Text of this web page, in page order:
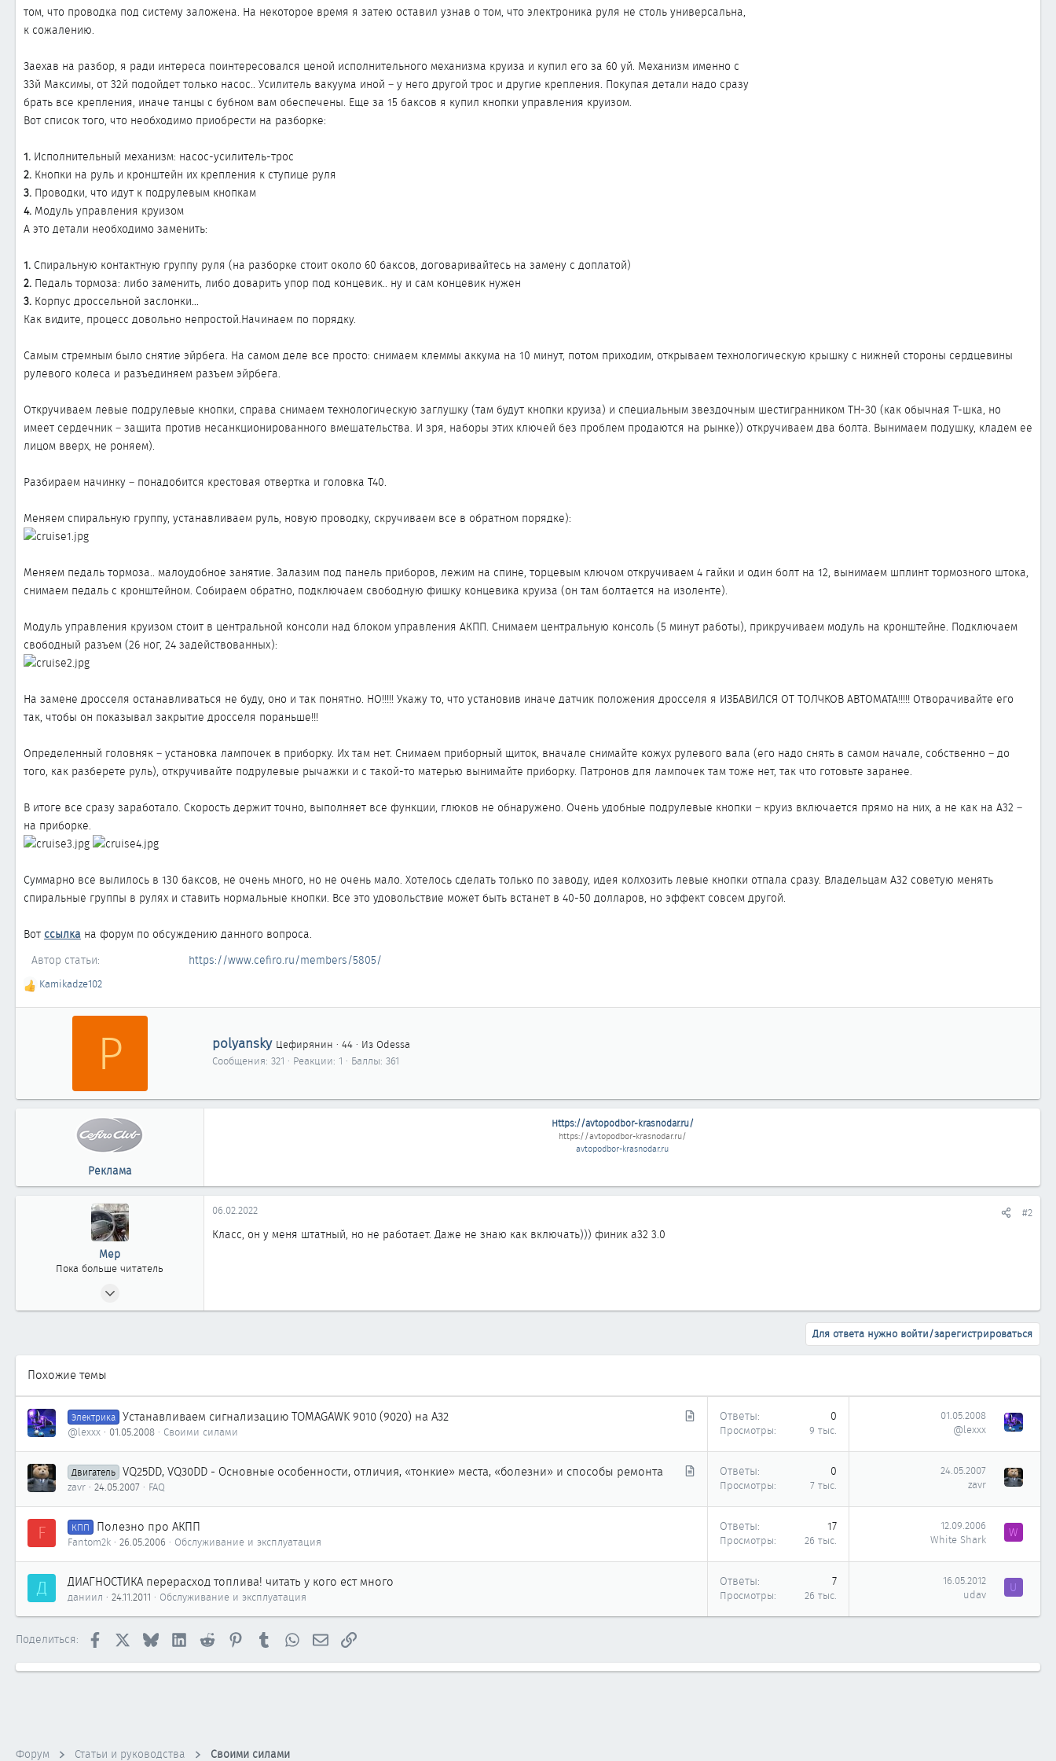
а
том, что проводка под систему заложена. На некоторое время я затею оставил узнав о том, что электроника руля не столь универсальна,
к сожалению.
Заехав на разбор, я ради интереса поинтересовался ценой исполнительного механизма круиза и купил его за 60 уй. Механизм именно с
33й Максимы, от 32й подойдет только насос.. Усилитель вакуума иной – у него другой трос и другие крепления. Покупая детали надо сразу
брать все крепления, иначе танцы с бубном вам обеспечены. Еще за 15 баксов я купил кнопки управления круизом.
Вот список того, что необходимо приобрести на разборке:
1. Исполнительный механизм: насос-усилитель-трос
2. Кнопки на руль и кронштейн их крепления к ступице руля
3. Проводки, что идут к подрулевым кнопкам
4. Модуль управления круизом
А это детали необходимо заменить:
1. Спиральную контактную группу руля (на разборке стоит около 60 баксов, договаривайтесь на замену с доплатой)
2. Педаль тормоза: либо заменить, либо доварить упор под концевик.. ну и сам концевик нужен
3. Корпус дроссельной заслонки…
Как видите, процесс довольно непростой.Начинаем по порядку.
Самым стремным было снятие эйрбега. На самом деле все просто: снимаем клеммы аккума на 10 минут, потом приходим, открываем технологическую крышку с нижней стороны сердцевины
рулевого колеса и разъединяем разъем эйрбега.
Откручиваем левые подрулевые кнопки, справа снимаем технологическую заглушку (там будут кнопки круиза) и специальным звездочным шестигранником ТН-30 (как обычная Т-шка, но
имеет сердечник – защита против несанкционированного вмешательства. И зря, наборы этих ключей без проблем продаются на рынке)) откручиваем два болта. Вынимаем подушку, кладем ее
лицом вверх, не роняем).
Разбираем начинку – понадобится крестовая отвертка и головка Т40.
Меняем спиральную группу, устанавливаем руль, новую проводку, скручиваем все в обратном порядке):
Меняем педаль тормоза.. малоудобное занятие. Залазим под панель приборов, лежим на спине, торцевым ключом откручиваем 4 гайки и один болт на 12, вынимаем шплинт тормозного штока,
снимаем педаль с кронштейном. Собираем обратно, подключаем свободную фишку концевика круиза (он там болтается на изоленте).
Модуль управления круизом стоит в центральной консоли над блоком управления АКПП. Снимаем центральную консоль (5 минут работы), прикручиваем модуль на кронштейне. Подключаем
свободный разъем (26 ног, 24 задействованных):
На замене дросселя останавливаться не буду, оно и так понятно. НО!!!!! Укажу то, что установив иначе датчик положения дросселя я ИЗБАВИЛСЯ ОТ ТОЛЧКОВ АВТОМАТА!!!!! Отворачивайте его
так, чтобы он показывал закрытие дросселя пораньше!!!
Определенный головняк – установка лампочек в приборку. Их там нет. Снимаем приборный щиток, вначале снимайте кожух рулевого вала (его надо снять в самом начале, собственно – до
того, как разберете руль), откручивайте подрулевые рычажки и с такой-то матерью вынимайте приборку. Патронов для лампочек там тоже нет, так что готовьте заранее.
В итоге все сразу заработало. Скорость держит точно, выполняет все функции, глюков не обнаружено. Очень удобные подрулевые кнопки – круиз включается прямо на них, а не как на А32 –
на приборке.
Суммарно все вылилось в 130 баксов, не очень много, но не очень мало. Хотелось сделать только по заводу, идея колхозить левые кнопки отпала сразу. Владельцам А32 советую менять
спиральные группы в рулях и ставить нормальные кнопки. Все это удовольствие может быть встанет в 40-50 долларов, но эффект совсем другой.
Вот ссылка на форум по обсуждению данного вопроса.
Автор статьи
https://www.cefiro.ru/members/5805/
Р
е
Kamikadze102
P
А
в
т
р
polyansky Цефирянин · 44 · Из Odessa
Сообщения 321 Реакции 1 Баллы 361
Реклама
Https://avtopodbor-krasnodar.ru/
https://avtopodbor-krasnodar.ru/
avtopodbor-krasnodar.ru
Мер
Пока больше читатель
9
06.02.2022 #2
Класс, он у меня штатный, но не работает. Даже не знаю как включать))) финик а32 3.0
Для ответа нужно войти/зарегистрироваться
Похожие темы
Электрика Устанавливаем сигнализацию TOMAGAWK 9010 (9020) на А32
@lexxx 01.05.2008 Своими силами
Ответы 0
Просмотры 9 тыс.
01.05.2008
@lexxx
Двигатель VQ25DD, VQ30DD - Основные особенности, отличия, «тонкие» места, «болезни» и способы ремонта
zavr 24.05.2007 FAQ
Ответы 0
Просмотры 7 тыс.
24.05.2007
zavr
F КПП Полезно про АКПП
Fantom2k 26.05.2006 Обслуживание и эксплуатация
Ответы 17
Просмотры 26 тыс.
12.09.2006
White Shark
W
Д ДИАГНОСТИКА перерасход топлива! читать у кого ест много
даниил 24.11.2011 Обслуживание и эксплуатация
Ответы 7
Просмотры 26 тыс.
16.05.2012
udav
U
Поделиться: Facebook Bluesky LinkedInReddit PinterestTumblrWhatsAppЭлектронная почта
Ссылка
Форум Статьи и руководства Своими силами